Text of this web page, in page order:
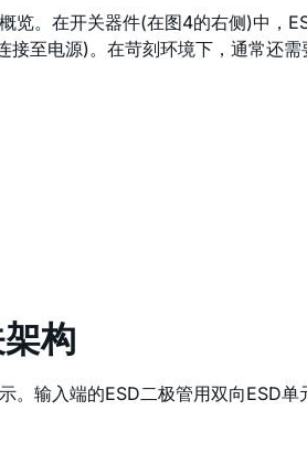
览。在开关器件(在图4的右侧)中，
接至电源)。在苛刻环境下，通常还需
构
。输入端的ESD二极管用双向ESD